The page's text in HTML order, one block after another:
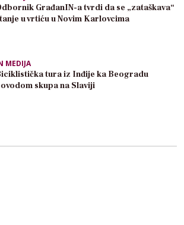
GrađanIN-a tvrdi da se „zataškava“
u vrtiću u Novim Karlovcima
MEDIJA
tura iz Inđije ka Beogradu
skupa na Slaviji